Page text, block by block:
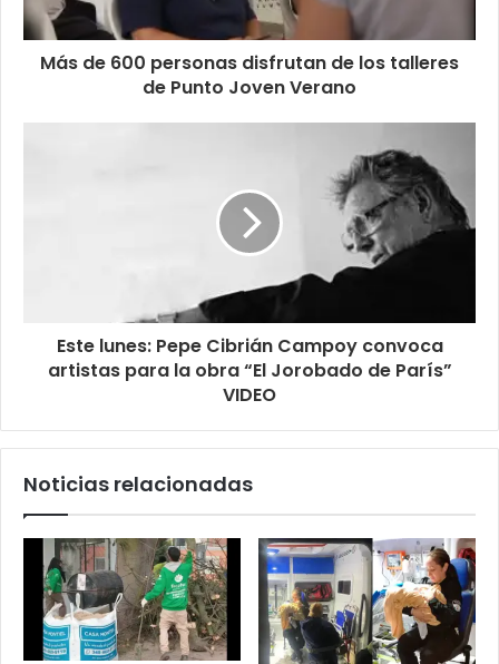
Más de 600 personas disfrutan de los talleres
de Punto Joven Verano
Este lunes: Pepe Cibrián Campoy convoca
artistas para la obra “El Jorobado de París”
VIDEO
Noticias relacionadas